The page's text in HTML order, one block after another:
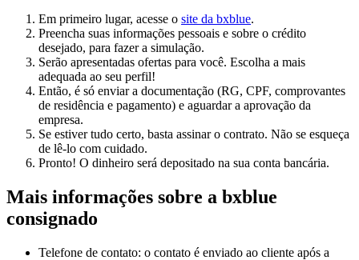
Em primeiro lugar, acesse o site da bxblue.
Preencha suas informações pessoais e sobre o crédito
desejado, para fazer a simulação.
Serão apresentadas ofertas para você. Escolha a mais
adequada ao seu perfil!
Então, é só enviar a documentação (RG, CPF, comprovantes
de residência e pagamento) e aguardar a aprovação da
empresa.
Se estiver tudo certo, basta assinar o contrato. Não se esqueça
de lê-lo com cuidado.
Pronto! O dinheiro será depositado na sua conta bancária.
Mais informações sobre a bxblue
consignado
Telefone de contato: o contato é enviado ao cliente após a